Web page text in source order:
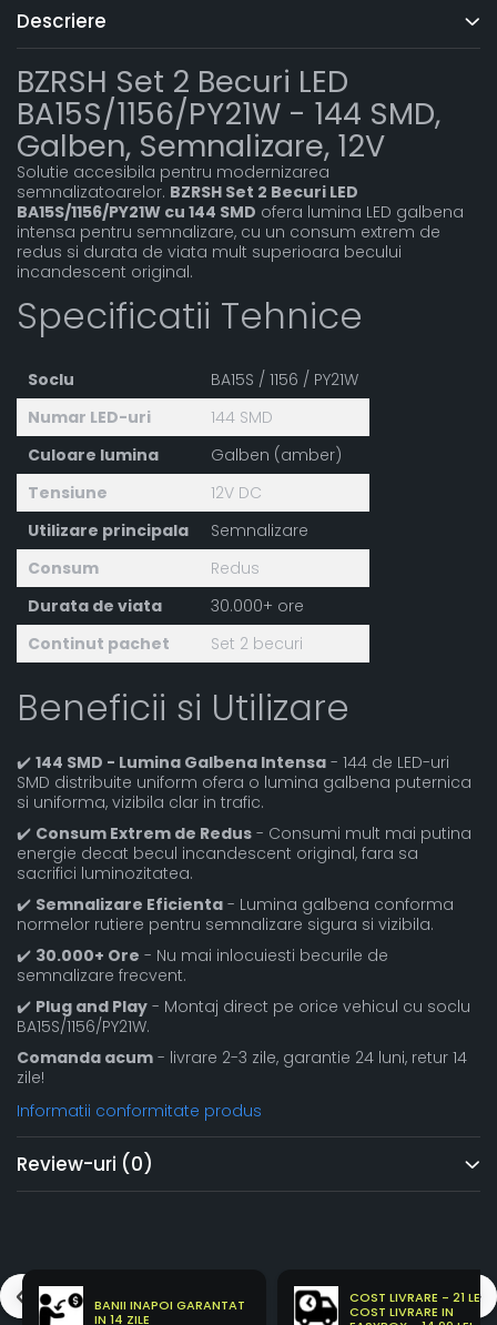
Descriere
BZRSH Set 2 Becuri LED
BA15S/1156/PY21W - 144 SMD,
Galben, Semnalizare, 12V
Solutie accesibila pentru modernizarea
semnalizatoarelor. BZRSH Set 2 Becuri LED
BA15S/1156/PY21W cu 144 SMD ofera lumina LED galbena
intensa pentru semnalizare, cu un consum extrem de
redus si durata de viata mult superioara becului
incandescent original.
Specificatii Tehnice
Soclu
BA15S / 1156 / PY21W
Numar LED-uri
144 SMD
Culoare lumina
Galben (amber)
Tensiune
12V DC
Utilizare principala
Semnalizare
Consum
Redus
Durata de viata
30.000+ ore
Continut pachet
Set 2 becuri
Beneficii si Utilizare
✔️ 144 SMD - Lumina Galbena Intensa - 144 de LED-uri
SMD distribuite uniform ofera o lumina galbena puternica
si uniforma, vizibila clar in trafic.
✔️ Consum Extrem de Redus - Consumi mult mai putina
energie decat becul incandescent original, fara sa
sacrifici luminozitatea.
✔️ Semnalizare Eficienta - Lumina galbena conforma
normelor rutiere pentru semnalizare sigura si vizibila.
✔️ 30.000+ Ore - Nu mai inlocuiesti becurile de
semnalizare frecvent.
✔️ Plug and Play - Montaj direct pe orice vehicul cu soclu
BA15S/1156/PY21W.
Comanda acum - livrare 2-3 zile, garantie 24 luni, retur 14
zile!
Informatii conformitate produs
Review-uri (0)
BANII INAPOI GARANTAT
IN 14 ZILE
COST LIVRARE - 21 LEI
COST LIVRARE IN